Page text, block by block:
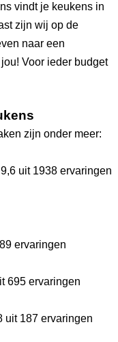
vindt je keukens in
zijn wij op de
naar een
Voor ieder budget
zijn onder meer:
uit 1938 ervaringen
ervaringen
695 ervaringen
uit 187 ervaringen